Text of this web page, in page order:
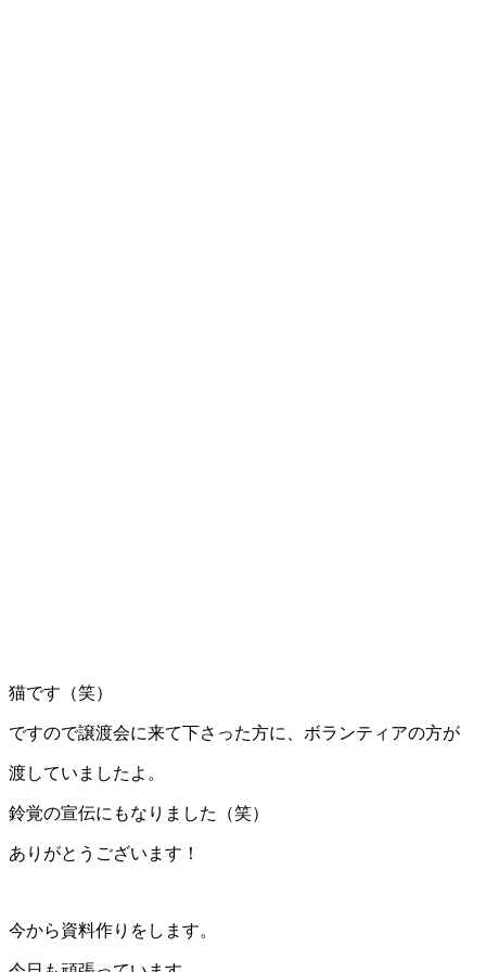
猫です（笑）
ですので譲渡会に来て下さった方に、ボランティアの方が
渡していましたよ。
鈴覚の宣伝にもなりました（笑）
ありがとうございます！
今から資料作りをします。